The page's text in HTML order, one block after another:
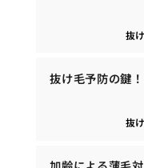
抜
抜け毛予防の鍵
抜